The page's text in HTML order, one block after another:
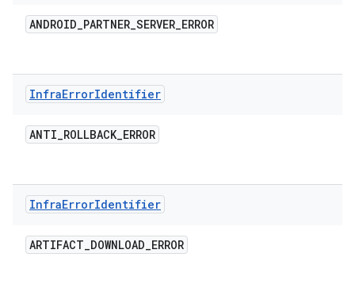
ANDROID_PARTNER_SERVER_ERROR
InfraErrorIdentifier
ANTI_ROLLBACK_ERROR
InfraErrorIdentifier
ARTIFACT_DOWNLOAD_ERROR